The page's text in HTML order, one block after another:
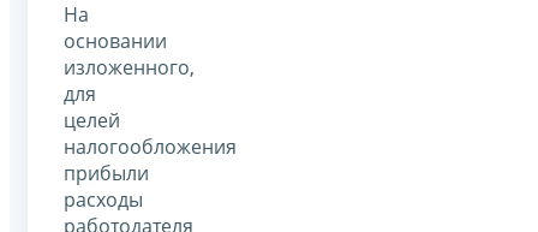
На
основании
изложенного,
для
целей
налогообложения
прибыли
расходы
работодателя